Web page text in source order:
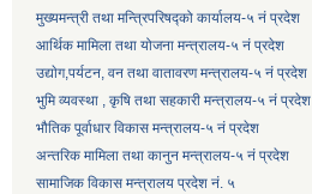
मुख्यमन्त्री तथा मन्त्रिपरिषद्को कार्यालय-५ नं प्रदेश
आर्थिक मामिला तथा योजना मन्त्रालय-५ नं प्रदेश
उद्याेग,पर्यटन, वन तथा वातावरण मन्त्रालय-५ नं प्रदेश
भुमि व्यवस्था , कृषि तथा सहकारी मन्त्रालय-५ नं प्रदेश
भौतिक पूर्वाधार विकास मन्त्रालय-५ नं प्रदेश
अन्तरिक मामिला तथा कानुन मन्त्रालय-५ नं प्रदेश
सामाजिक विकास मन्त्रालय प्रदेश नं. ५